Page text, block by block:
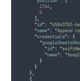
1744,
0
],
"id" : "65843783-
"name" : "Append
"credentials" : {
"
"id" : "
"name" : "
}
}
},
{